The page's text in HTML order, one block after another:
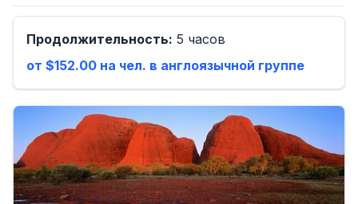
Продолжительность: 5 часов
от $152.00 на чел. в англоязычной группе